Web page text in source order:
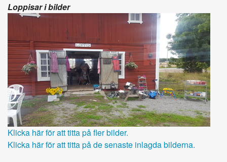
Loppisar i bilder
Klicka här för att titta på fler bilder.
Klicka här för att titta på de senaste inlagda bilderna.